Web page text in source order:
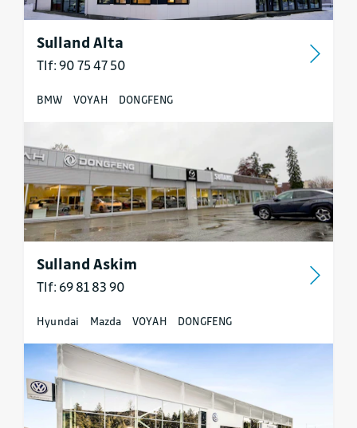
Sulland Alta
Tlf: 90 75 47 50
BMW VOYAH DONGFENG
Sulland Askim
Tlf: 69 81 83 90
Hyundai Mazda VOYAH DONGFENG